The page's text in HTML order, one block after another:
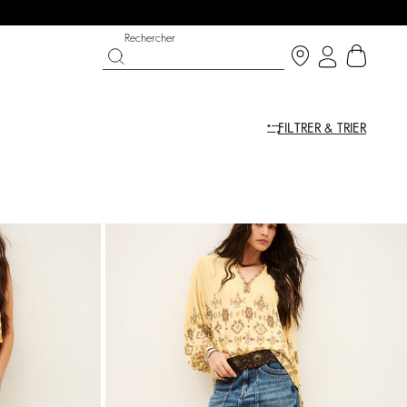
COLLECTION CÉRÉMONIE
bright side
Rechercher
FILTRER & TRIER